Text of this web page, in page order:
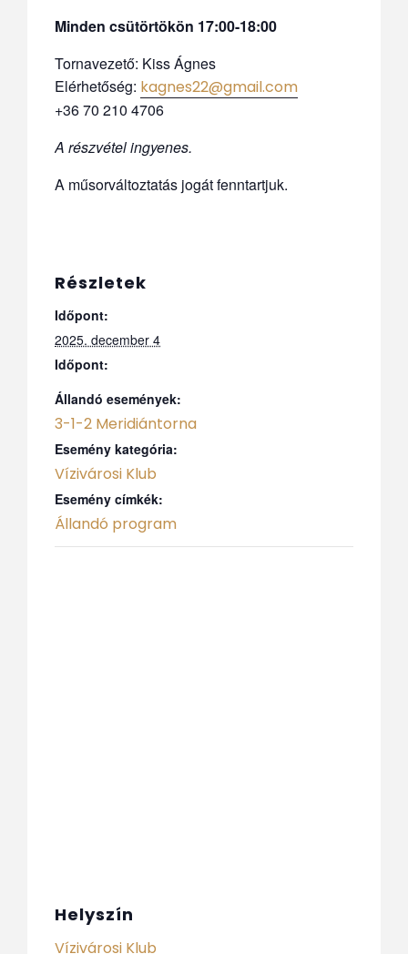
Minden csütörtökön 17:00-18:00
Tornavezető: Kiss Ágnes
Elérhetőség: kagnes22@gmail.com
+36 70 210 4706
A részvétel ingyenes.
A műsorváltoztatás jogát fenntartjuk.
Részletek
Időpont:
2025. december 4
Időpont:
Állandó események:
3-1-2 Meridiántorna
Esemény kategória:
Vízivárosi Klub
Esemény címkék:
Állandó program
Helyszín
Vízivárosi Klub